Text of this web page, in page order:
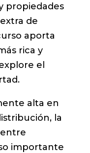
propiedades
de
aporta
rica y
el
alta en
la
importante